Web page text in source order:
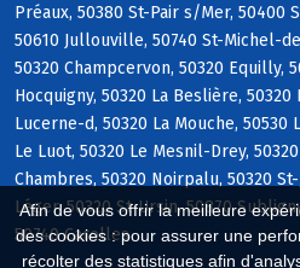
Afin de vous offrir la meilleure
des cookies : pour assurer une
récolter des statistiques afin
Préaux, 50380 St-Pair s/Mer, 50400
50610 Jullouville, 50740 St-Michel-
50320 Champcervon, 50320 Equilly,
Hocquigny, 50320 La Beslière, 50320
Lucerne-d, 50320 La Mouche,
Le Luot, 50320 Le Mesnil-Drey,
Chambres, 50320 Noirpalu, 50320
Léger, 50320 St-Ursin, 50870
50740 Carolles